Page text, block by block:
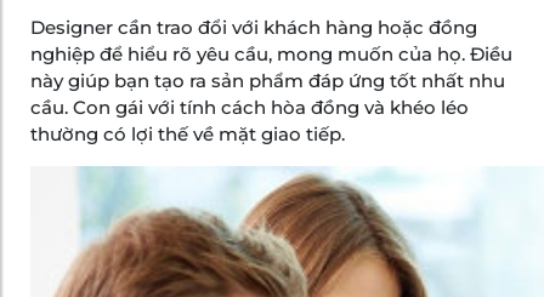
Designer cần trao đổi với khách hàng hoặc đồng
nghiệp để hiểu rõ yêu cầu, mong muốn của họ. Điều
này giúp bạn tạo ra sản phẩm đáp ứng tốt nhất nhu
cầu. Con gái với tính cách hòa đồng và khéo léo
thường có lợi thế về mặt giao tiếp.